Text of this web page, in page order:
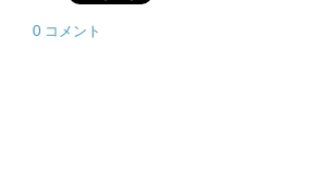
0 コメント